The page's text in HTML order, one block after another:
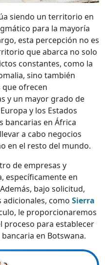
siendo un territorio en
para la mayoría
esta percepción no es
que abarca no solo
constantes, como la
sino también
que ofrecen
y un mayor grado de
y los Estados
bancarias en África
a cabo negocios
en el resto del mundo.
de empresas y
específicamente en
bajo solicitud,
como Sierra
le proporcionaremos
proceso para establecer
en Botswana.